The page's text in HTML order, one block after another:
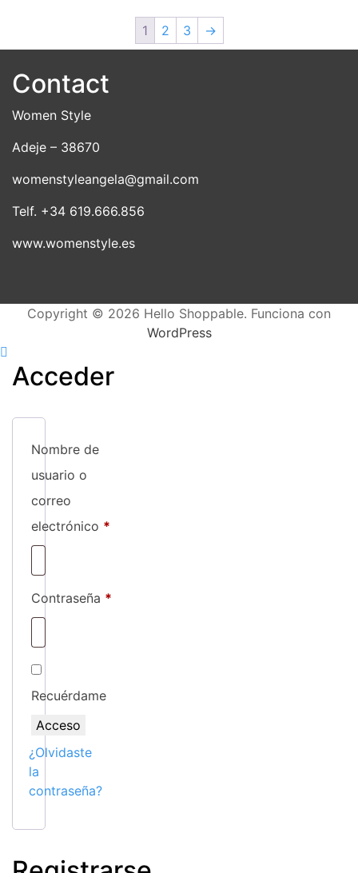
variantes.
Las
página
1 2 3 →
Contact
Women Style
Adeje – 38670
womenstyleangela@gmail.com
Telf. +34 619.666.856
www.womenstyle.es
Copyright © 2026 Hello Shoppable. Funciona con
WordPress
Acceder
Nombre de
usuario o
correo
electrónico *
Contraseña *
Recuérdame
Acceso
¿Olvidaste
la
contraseña?